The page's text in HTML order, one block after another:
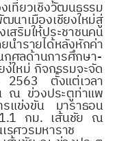
ที่ยวเชิงวัฒนธรรม
าเมืองเชียงใหม่สู่
สริมให้ประชาชนคน
ำรายได้หลังหักค่า
กุศลด้านการศึกษา-
ใหม่ กิจกรรมจะจัด
ตั้งแต่เวลา
ณ ข่วงประตูท่าแพ
แข่งขัน มาราธอน
กม. เส้นชัย ณ
รศวรมหาราช